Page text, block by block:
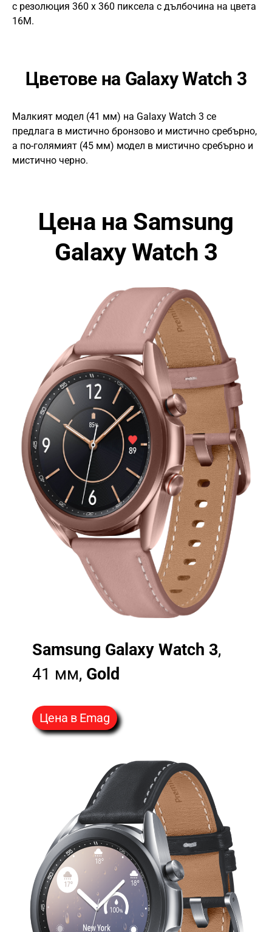
с резолюция 360 х 360 пиксела с дълбочина на цвета
16М.
Цветове на Galaxy Watch 3
Малкият модел (41 мм) на Galaxy Watch 3 се
предлага в мистично бронзово и мистично сребърно,
а по-голямият (45 мм) модел в мистично сребърно и
мистично черно.
Цена на Samsung
Galaxy Watch 3
Samsung Galaxy Watch 3,
41 мм, Gold
Цена в Emag